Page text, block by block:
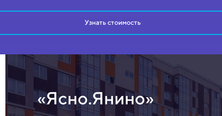
Узнать стоимость
«Ясно.Янино»